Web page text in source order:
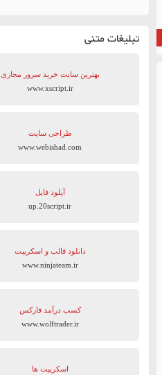
تبلیغات متنی
بهترین سایت‌ خرید سرور مجازی
www.xscript.ir
طراحی سایت
www.webishad.com
آپلود فایل
up.20script.ir
دانلود قالب و اسکریپت
www.ninjateam.ir
کسب درآمد فارکس
www.wolftrader.ir
اسکریپت ها